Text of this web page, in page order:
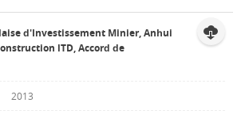
d'Investissement Minier, Anhui
lTD, Accord de
2013